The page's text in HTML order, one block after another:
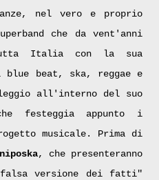
nel vero e proprio
che da vent'anni
Italia con la sua
beat, ska, reggae e
all'interno del suo
festeggia appunto i
musicale. Prima di
, che presenteranno
versione dei fatti"